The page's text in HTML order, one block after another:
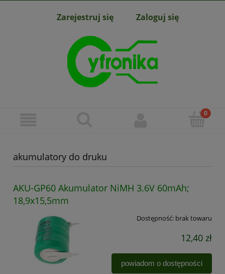
Zarejestruj się Zaloguj się
akumulatory do druku
AKU-GP60 Akumulator NiMH 3.6V 60mAh;
18,9x15,5mm
Dostępność: brak towaru
12,40 zł
powiadom o dostępności